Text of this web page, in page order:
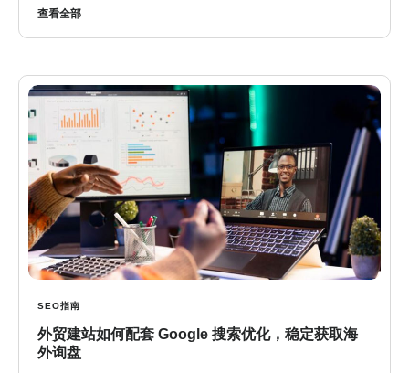
查看全部
SEO指南
外贸建站如何配套 Google 搜索优化，稳定获取海
外询盘